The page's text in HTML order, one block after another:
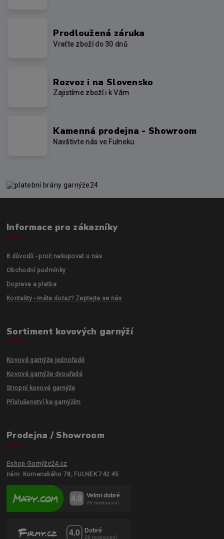
Prodloužená záruka
Vraťte zboží do 30 dnů
Rozvoz i na Slovensko
Zajistíme zboží i k Vám
Kamenná prodejna - Showroom
Navštivte nás ve Fulneku
Informace pro zákazníky
8 důvodů - proč nakupovat u nás
Obchodní podmínky
Doprava a platba
Kontakty - máte dotaz? Zeptejte se nás
Sortiment kovových garnýží
Kovové garnýže jednořadé
Kovové garnýže dvouřadé
Stropní kovové garnýže
Příslušenství ke garnýžím
Prodejna / Showroom
Eshop Garnýže24.cz
nám. Komenského 78, FULNEK 742 45